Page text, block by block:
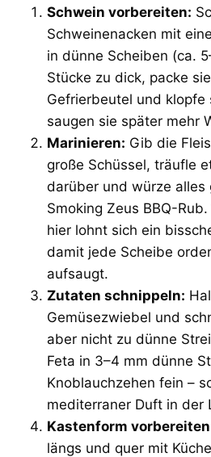
Schwein vorbereiten:
Schweinenacken mit
in dünne Scheiben (ca.
Stücke zu dick, packe
Gefrierbeutel und klopfe
saugen sie später mehr
Marinieren: Gib die
große Schüssel, träufle
darüber und würze alles
Smoking Zeus BBQ-
hier lohnt sich ein
damit jede Scheibe
aufsaugt.
Zutaten schnippeln:
Gemüsezwiebel und
aber nicht zu dünne
Feta in 3–4 mm dünne
Knoblauchzehen fein –
mediterraner Duft in der
Kastenform
längs und quer mit